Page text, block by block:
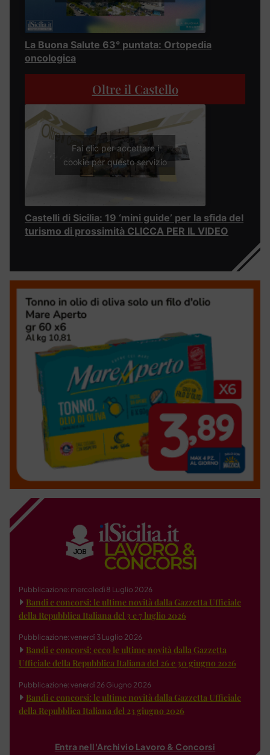
La Buona Salute 63° puntata: Ortopedia
oncologica
Oltre il Castello
Fai clic per accettare i
cookie per questo servizio
Castelli di Sicilia: 19 ‘mini guide’ per la sfida del
turismo di prossimità CLICCA PER IL VIDEO
Pubblicazione: mercoledì 8 Luglio 2026
Bandi e concorsi: le ultime novità dalla Gazzetta Ufficiale
della Repubblica Italiana del 3 e 7 luglio 2026
Pubblicazione: venerdì 3 Luglio 2026
Bandi e concorsi: ecco le ultime novità dalla Gazzetta
Ufficiale della Repubblica Italiana del 26 e 30 giugno 2026
Pubblicazione: venerdì 26 Giugno 2026
Bandi e concorsi: le ultime novità dalla Gazzetta Ufficiale
della Repubblica Italiana del 23 giugno 2026
Entra nell'Archivio Lavoro & Concorsi